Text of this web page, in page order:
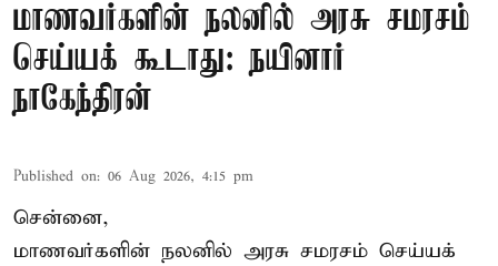
மாணவர்களின் நலனில் அரசு சமரசம்
செய்யக் கூடாது: நயினார்
நாகேந்திரன்
Published on: 06 Aug 2026, 4:15 pm
சென்னை,
மாணவர்களின் நலனில் அரசு சமரசம் செய்யக்